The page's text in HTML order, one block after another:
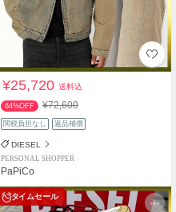
¥25,720送料込
64%OFF ¥72,600
関税負担なし 返品補償
DIESEL
PERSONAL SHOPPER
PaPiCo
タイムセール